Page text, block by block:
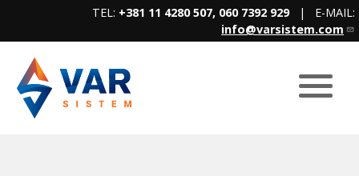
content
TEL: +381 11 4280 507, 060 7392 929| E-MAIL:
info@varsistem.com